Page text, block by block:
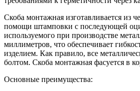
Скоба монтажная изготавливается из
помощи штамповки с последующей
используемого при производстве
миллиметров, что обеспечивает
изделием. Как правило, все
болтом. Скоба монтажная фасуется в
Основные преимущества: